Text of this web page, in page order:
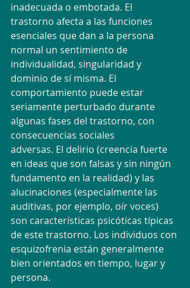
inadecuada o embotada. El
trastorno afecta a las funciones
esenciales que dan a la persona
normal un sentimiento de
individualidad, singularidad y
dominio de sí misma. El
comportamiento puede estar
seriamente perturbado durante
algunas fases del trastorno, con
consecuencias sociales
adversas. El delirio (creencia fuerte
en ideas que son falsas y sin ningún
fundamento en la realidad) y las
alucinaciones (especialmente las
auditivas, por ejemplo, oír voces)
son características psicóticas típicas
de este trastorno. Los individuos con
esquizofrenia están generalmente
bien orientados en tiempo, lugar y
persona.